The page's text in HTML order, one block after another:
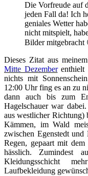
Die Vorfreude auf
jeden Fall da! Ich
geniales Wetter
nicht mitspielt,
Bilder mitgebracht
Dieses Zitat aus
Mitte Dezemberenthielt
nichts mit
12:00 Uhr fing es an zu
dann auch bis zum
Hagelschauer war
aus westlicher Richtung)
Kämmen, im Wald
zwischen Egenstedt
Regen, gepaart mit
hässlich. Zumindest
Kleidungsschicht
Laufbekleidung